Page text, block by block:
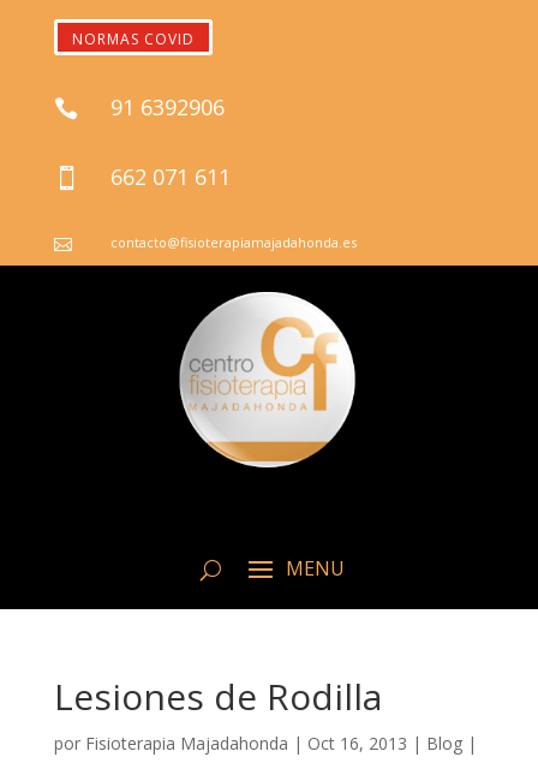
NORMAS COVID
 91 6392906
 662 071 611
 contacto@fisioterapiamajadahonda.es
Lesiones de Rodilla
por Fisioterapia Majadahonda | Oct 16, 2013 | Blog|